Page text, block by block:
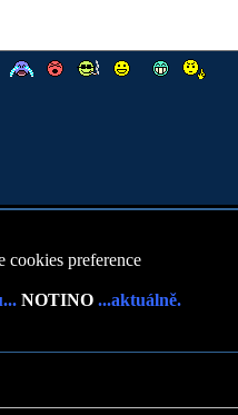
cookies preference
NOTINO ...aktuálně.